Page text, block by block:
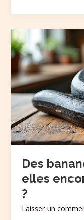
Des
elles
?
Laisser un
bananes
noircies
sont-
elles
encore
bonnes
à
manger
?